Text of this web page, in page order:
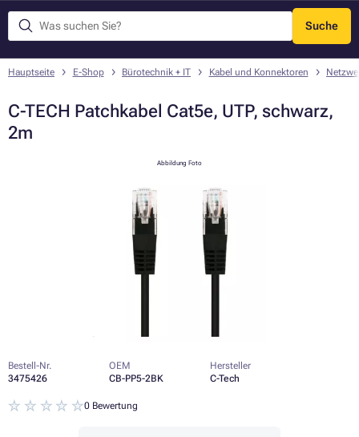
Suche
Menü
Hauptseite E-Shop Bürotechnik + IT Kabel und Konnektoren
C-TECH Patchkabel Cat5e, UTP, schwarz,
2m
Abbildung Foto
Bestell-Nr.
3475426
OEM
CB-PP5-2BK
Hersteller
C-Tech
0 Bewertung